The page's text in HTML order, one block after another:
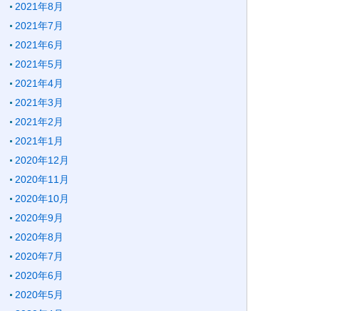
2021年8月
2021年7月
2021年6月
2021年5月
2021年4月
2021年3月
2021年2月
2021年1月
2020年12月
2020年11月
2020年10月
2020年9月
2020年8月
2020年7月
2020年6月
2020年5月